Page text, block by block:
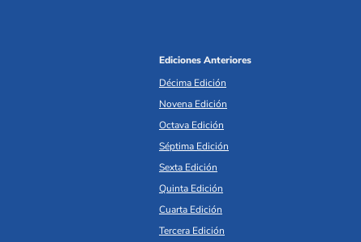
Ediciones Anteriores
Décima Edición
Novena Edición
Octava Edición
Séptima Edición
Sexta Edición
Quinta Edición
Cuarta Edición
Tercera Edición